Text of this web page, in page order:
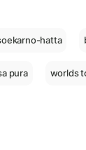
hatta
pura worlds